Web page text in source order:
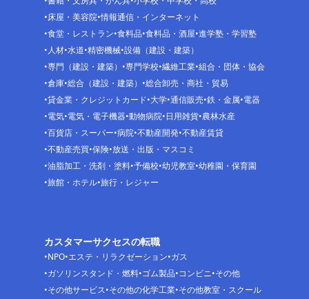
床屋・美容院 情報通信・インターネット
食堂・レストラン 食料品 食料品・酒屋 進学塾・学習塾
人材 水道 精密機械 設備（建設・建築）
専門（建設・建築）
専門学校 繊維工業 組合・団体・協会
倉庫 総合（建設・建築）
総合卸売・商社・貿易
貸金業・クレジットカード 大学 通信販売 鉄・金属 電器
電気 電気・電子機器 動物病院 日用雑貨 農林水産
百貨店・スーパー 病院 不動産開発 不動産賃貸
不動産売買 保険 放送・出版・マスコミ
油脂加工・洗剤・塗料 予備校 幼児教室 幼稚園・保育園
旅館・ホテル 旅行・レジャー
カスタマーサクセスの転職
NPO エステ・リラクゼーション ガス
ガソリンスタンド・燃料 ゴム製品 コンビニ その他
その他サービス その他の化学工業 その他教室・スクール